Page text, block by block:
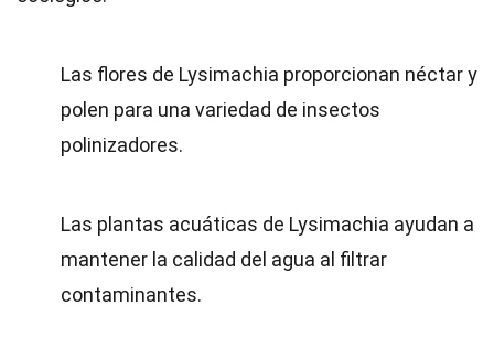
Las flores de Lysimachia proporcionan néctar y
polen para una variedad de insectos
polinizadores.
Las plantas acuáticas de Lysimachia ayudan a
mantener la calidad del agua al filtrar
contaminantes.